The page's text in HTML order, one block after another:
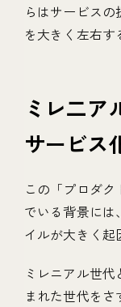
らはサービス
を大きく左右す
ミレ二ア
サービス
この「プロダ
でいる背景には
イルが大きく起
ミレニアル世代
まれた世代を